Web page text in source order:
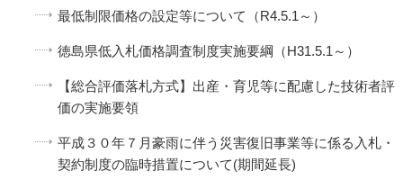
最低制限価格の設定等について（R4.5.1～）
徳島県低入札価格調査制度実施要綱（H31.5.1～）
【総合評価落札方式】出産・育児等に配慮した技術者評
価の実施要領
平成３０年７月豪雨に伴う災害復旧事業等に係る入札・
契約制度の臨時措置について(期間延長)